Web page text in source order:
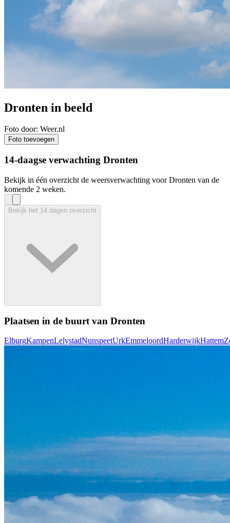
Dronten in beeld
Foto door: Weer.nl
Foto toevoegen
14-daagse verwachting Dronten
Bekijk in één overzicht de weersverwachting voor Dronten van de
komende 2 weken.
Bekijk het 14 dagen overzicht
Plaatsen in de buurt van Dronten
ElburgKampenLelystadNunspeetUrkEmmeloordHarderwijkHattem